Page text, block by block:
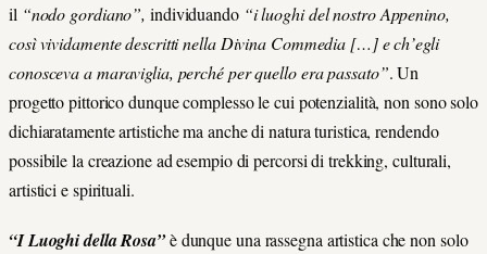
il “nodo gordiano”, individuando “i luoghi del nostro Appenino,
così vividamente descritti nella Divina Commedia […] e ch’egli
conosceva a maraviglia, perché per quello era passato”. Un
progetto pittorico dunque complesso le cui potenzialità, non sono solo
dichiaratamente artistiche ma anche di natura turistica, rendendo
possibile la creazione ad esempio di percorsi di trekking, culturali,
artistici e spirituali.
“I Luoghi della Rosa”è dunque una rassegna artistica che non solo